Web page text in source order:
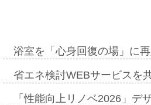
浴室を「心身回復の場」に
省エネ検討WEBサービスを
「性能向上リノベ2026」